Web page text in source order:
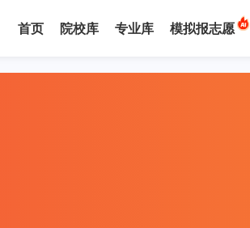
首页 院校库 专业库 模拟报志愿